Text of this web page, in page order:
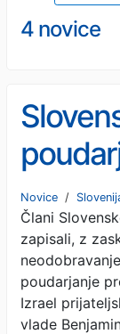
4 novice
Novice /
Člani
zapisali, z
poudarjanje
Izrael
vlade